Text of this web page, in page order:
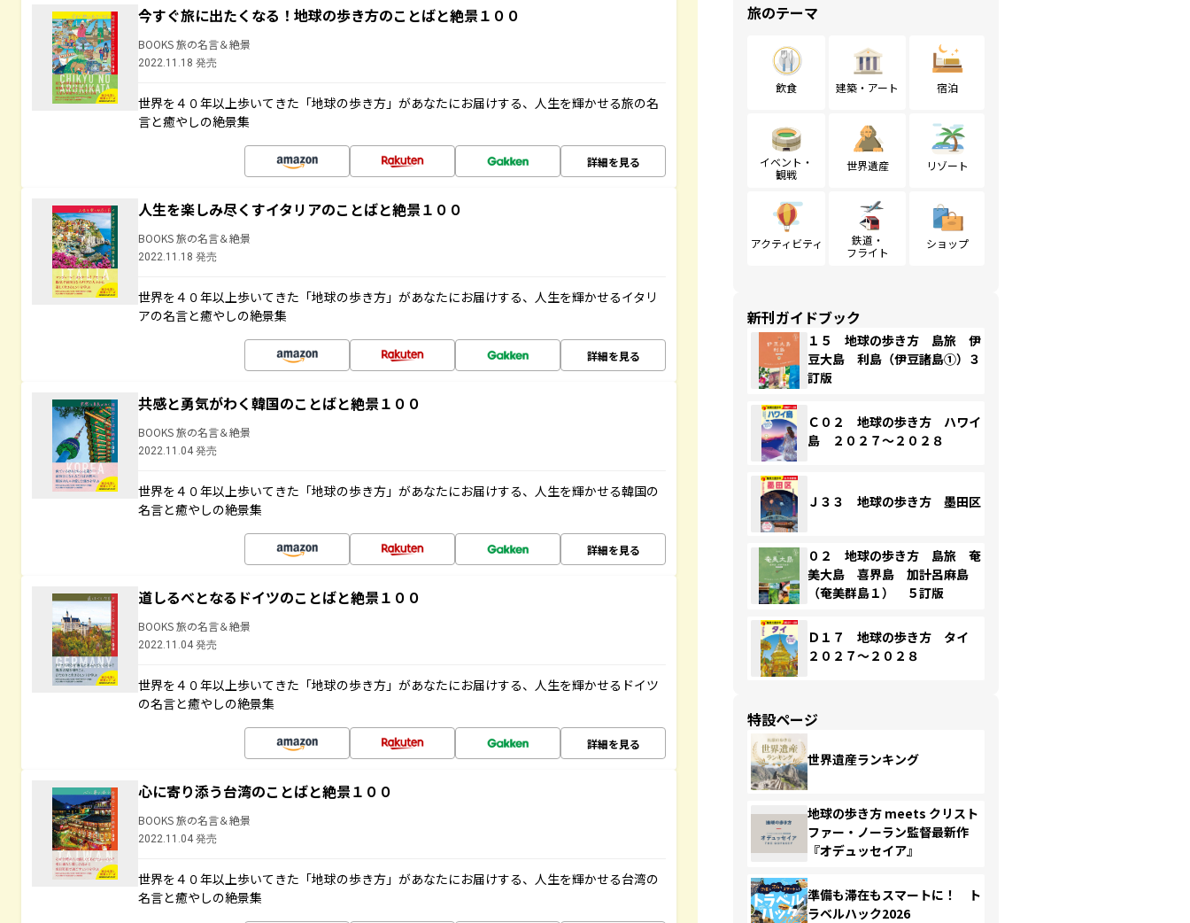
今すぐ旅に出たくなる！地球の歩き方のことばと絶景１００
BOOKS 旅の名言＆絶景
2022.11.18 発売
世界を４０年以上歩いてきた「地球の歩き方」があなたにお届けする、人生を輝かせる旅の名
言と癒やしの絶景集
詳細を見る
人生を楽しみ尽くすイタリアのことばと絶景１００
BOOKS 旅の名言＆絶景
2022.11.18 発売
世界を４０年以上歩いてきた「地球の歩き方」があなたにお届けする、人生を輝かせるイタリ
アの名言と癒やしの絶景集
詳細を見る
共感と勇気がわく韓国のことばと絶景１００
BOOKS 旅の名言＆絶景
2022.11.04 発売
世界を４０年以上歩いてきた「地球の歩き方」があなたにお届けする、人生を輝かせる韓国の
名言と癒やしの絶景集
詳細を見る
道しるべとなるドイツのことばと絶景１００
BOOKS 旅の名言＆絶景
2022.11.04 発売
世界を４０年以上歩いてきた「地球の歩き方」があなたにお届けする、人生を輝かせるドイツ
の名言と癒やしの絶景集
詳細を見る
心に寄り添う台湾のことばと絶景１００
BOOKS 旅の名言＆絶景
2022.11.04 発売
世界を４０年以上歩いてきた「地球の歩き方」があなたにお届けする、人生を輝かせる台湾の
名言と癒やしの絶景集
旅のテーマ
飲食 建築・アート 宿泊
イベント・
観戦
世界遺産 リゾート
アクティビティ
鉄道・
フライト
ショップ
新刊ガイドブック
１５ 地球の歩き方 島旅 伊
豆大島 利島（伊豆諸島①）３
訂版
Ｃ０２ 地球の歩き方 ハワイ
島 ２０２７～２０２８
Ｊ３３ 地球の歩き方 墨田区
０２ 地球の歩き方 島旅 奄
美大島 喜界島 加計呂麻島
（奄美群島１） ５訂版
Ｄ１７ 地球の歩き方 タイ
２０２７～２０２８
特設ページ
世界遺産ランキング
地球の歩き方 meets クリスト
ファー・ノーラン監督最新作
『オデュッセイア』
準備も滞在もスマートに！ ト
ラベルハック2026